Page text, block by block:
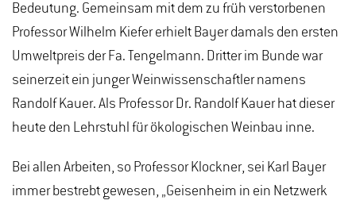
Bedeutung. Gemeinsam mit dem zu früh verstorbenen
Professor Wilhelm Kiefer erhielt Bayer damals den ersten
Umweltpreis der Fa. Tengelmann. Dritter im Bunde war
seinerzeit ein junger Weinwissenschaftler namens
Randolf Kauer. Als Professor Dr. Randolf Kauer hat dieser
heute den Lehrstuhl für ökologischen Weinbau inne.
Bei allen Arbeiten, so Professor Klockner, sei Karl Bayer
immer bestrebt gewesen, „Geisenheim in ein Netzwerk